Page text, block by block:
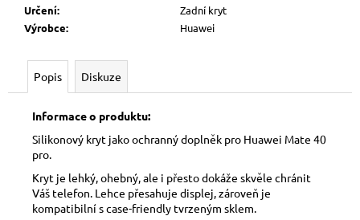
Určení:
Zadní kryt
Výrobce: Huawei
Popis Diskuze
Informace o produktu:
Silikonový kryt jako ochranný doplněk pro Huawei Mate 40
pro.
Kryt je lehký, ohebný, ale i přesto dokáže skvěle chránit
Váš telefon. Lehce přesahuje displej, zároveň je
kompatibilní s case-friendly tvrzeným sklem.